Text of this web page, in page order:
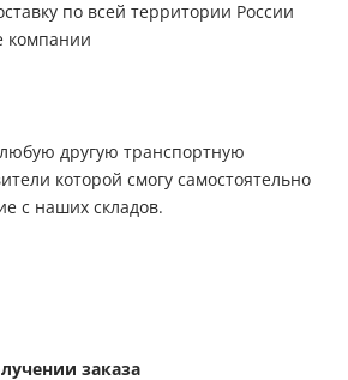
по всей территории России
компании
другую транспортную
которой смогу самостоятельно
с наших складов.
заказа